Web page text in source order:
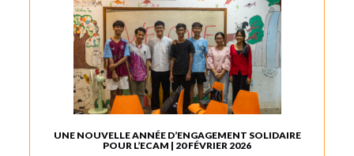
UNE NOUVELLE ANNÉE D’ENGAGEMENT SOLIDAIRE
POUR L’ECAM | 20 FÉVRIER 2026